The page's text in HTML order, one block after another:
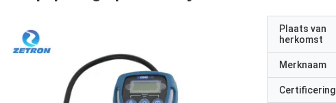
Plaats van
herkomst
Merknaam
Certificering